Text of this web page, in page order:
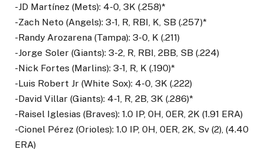
-JD Martínez (Mets): 4-0, 3K (.258)*
-Zach Neto (Angels): 3-1, R, RBI, K, SB (.257)*
-Randy Arozarena (Tampa): 3-0, K (.211)
-Jorge Soler (Giants): 3-2, R, RBI, 2BB, SB (.224)
-Nick Fortes (Marlins): 3-1, R, K (.190)*
-Luis Robert Jr (White Sox): 4-0, 3K (.222)
-David Villar (Giants): 4-1, R, 2B, 3K (.286)*
-Raisel Iglesias (Braves): 1.0 IP, 0H, 0ER, 2K (1.91 ERA)
-Cionel Pérez (Orioles): 1.0 IP, 0H, 0ER, 2K, Sv (2), (4.40
ERA)